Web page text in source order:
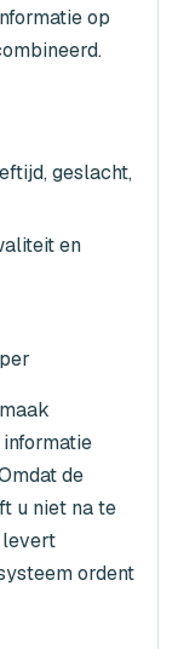
op
geslacht,
en
de
u niet na te
ordent